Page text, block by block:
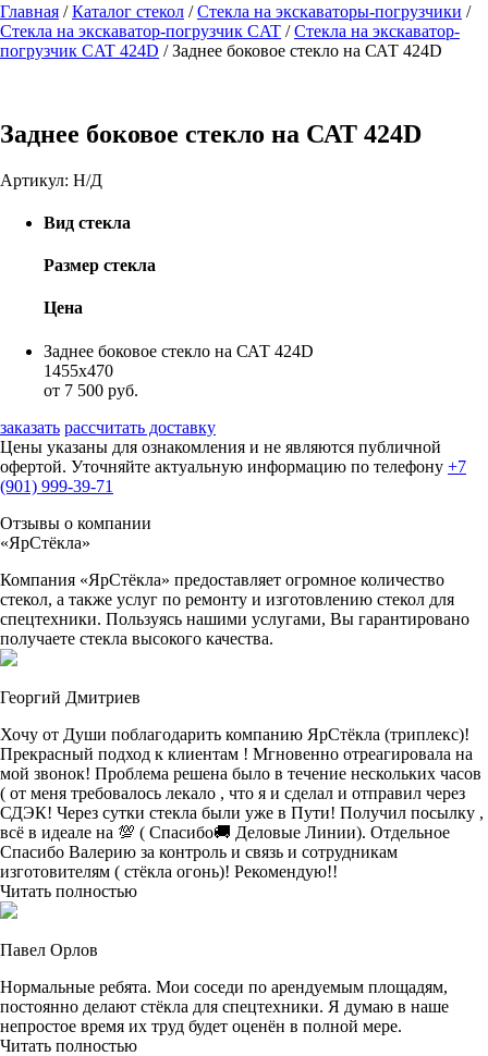
Главная /Каталог стекол /Стекла на экскаваторы-погрузчики /
Стекла на экскаватор-погрузчик CAT /Стекла на экскаватор-
погрузчик CAT 424D /Заднее боковое стекло на САТ 424D
Заднее боковое стекло на САТ 424D
Артикул: Н/Д
Вид стекла
Размер стекла
Цена
Заднее боковое стекло на САТ 424D
1455х470
от 7 500 руб.
заказать рассчитать доставку
Цены указаны для ознакомления и не являются публичной
офертой. Уточняйте актуальную информацию по телефону +7
(901) 999-39-71
Отзывы о компании
«ЯрСтёкла»
Компания «ЯрСтёкла» предоставляет огромное количество
стекол, а также услуг по ремонту и изготовлению стекол для
спецтехники. Пользуясь нашими услугами, Вы гарантировано
получаете стекла высокого качества.
Георгий Дмитриев
Хочу от Души поблагодарить компанию ЯрСтёкла (триплекс)!
Прекрасный подход к клиентам ! Мгновенно отреагировала на
мой звонок! Проблема решена было в течение нескольких часов
( от меня требовалось лекало , что я и сделал и отправил через
СДЭК! Через сутки стекла были уже в Пути! Получил посылку ,
всё в идеале на 💯 ( Спасибо🚚 Деловые Линии). Отдельное
Спасибо Валерию за контроль и связь и сотрудникам
изготовителям ( стёкла огонь)! Рекомендую!!
Читать полностью
Павел Орлов
Нормальные ребята. Мои соседи по арендуемым площадям,
постоянно делают стёкла для спецтехники. Я думаю в наше
непростое время их труд будет оценён в полной мере.
Читать полностью